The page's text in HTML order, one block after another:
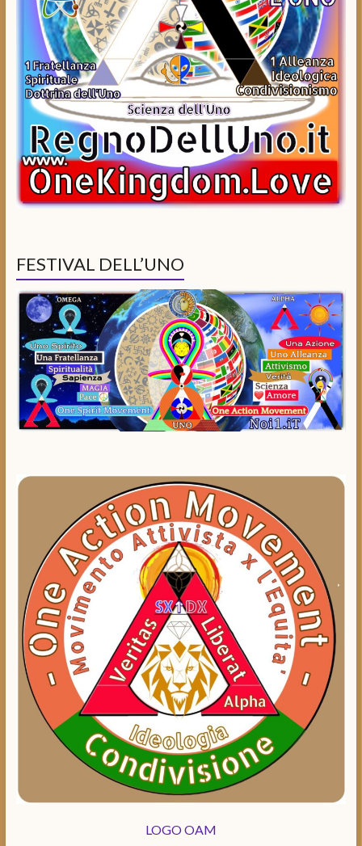
FESTIVAL DELL’UNO
LOGO OAM